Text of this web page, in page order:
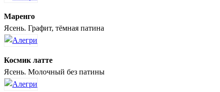
Маренго
Ясень. Графит, тёмная патина
Космик латте
Ясень. Молочный без патины